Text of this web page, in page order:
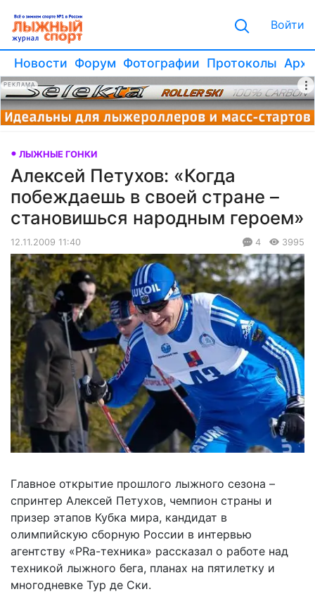
Войти
Новости Форум Фотографии Протоколы
РЕКЛАМА
ЛЫЖНЫЕ ГОНКИ
Алексей Петухов: «Когда
побеждаешь в своей стране –
становишься народным героем»
12.11.2009 11:40 4 3995
Главное открытие прошлого лыжного сезона –
спринтер Алексей Петухов, чемпион страны и
призер этапов Кубка мира, кандидат в
олимпийскую сборную России в интервью
агентству «PRа-техника» рассказал о работе над
техникой лыжного бега, планах на пятилетку и
многодневке Тур де Ски.